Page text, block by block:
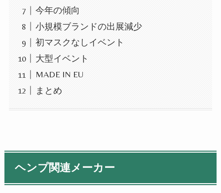
今年の傾向
小規模ブランドの出展減少
初マスクなしイベント
大型イベント
MADE IN EU
まとめ
ヘンプ関連メーカー